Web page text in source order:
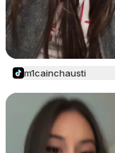
m1cainchausti